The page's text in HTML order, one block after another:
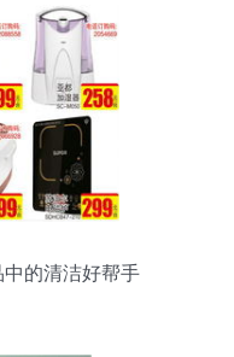
的清洁好帮手